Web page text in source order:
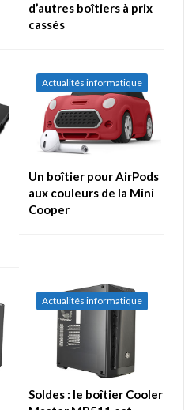
d’autres boîtiers à prix
cassés
Actualités informatique
Un boîtier pour AirPods
aux couleurs de la Mini
Cooper
Actualités informatique
Soldes : le boîtier Cooler